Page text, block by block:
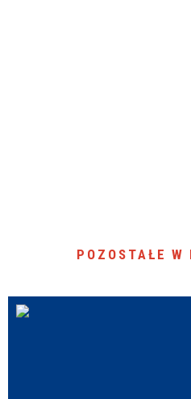
POZOSTAŁE W